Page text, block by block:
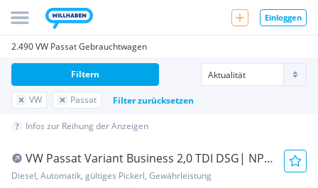
Einloggen
2.490 VW Passat Gebrauchtwagen
VW Passat Filter zurücksetzen
Filtern
Infos zur Reihung der Anzeigen
VW Passat Variant Business 2,0 TDI DSG| NP €
58.000
Diesel, Automatik, gültiges Pickerl, Gewährleistung